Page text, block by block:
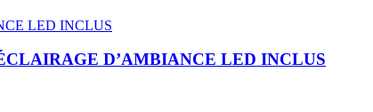
D’AMBIANCE LED INCLUS